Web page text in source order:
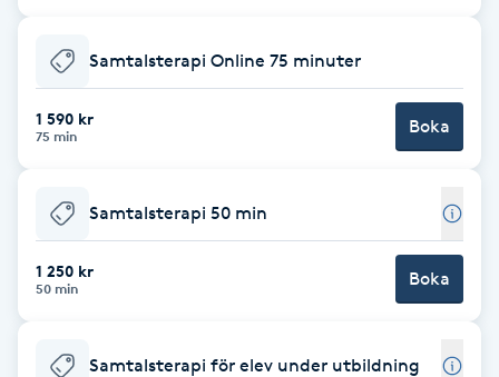
Cryoterapi
Damklippning
Samtalsterapi Online 75 minuter
1 590 kr
75 min Boka
Samtalsterapi 50 min
1 250 kr
50 min Boka
Samtalsterapi för elev under utbildning